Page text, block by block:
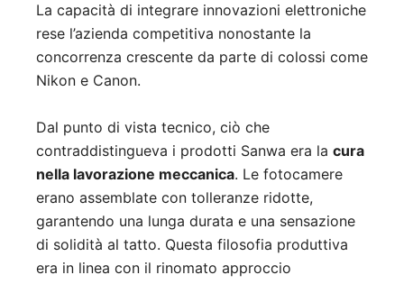
La capacità di integrare innovazioni elettroniche
rese l’azienda competitiva nonostante la
concorrenza crescente da parte di colossi come
Nikon e Canon.
Dal punto di vista tecnico, ciò che
contraddistingueva i prodotti Sanwa era la cura
nella lavorazione meccanica. Le fotocamere
erano assemblate con tolleranze ridotte,
garantendo una lunga durata e una sensazione
di solidità al tatto. Questa filosofia produttiva
era in linea con il rinomato approccio